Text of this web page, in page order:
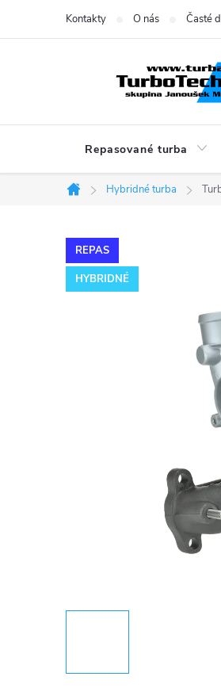
Kontakty O nás Časté
Repasované turba
Domov
Hybridné turba
REPAS
HYBRIDNÉ